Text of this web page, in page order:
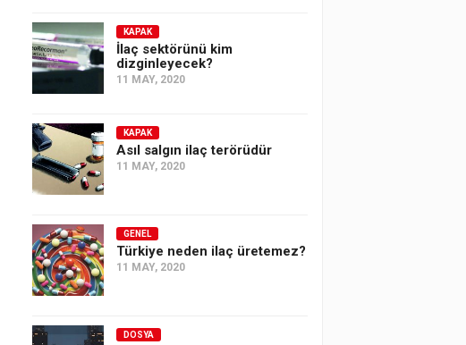
KAPAK
İlaç sektörünü kim
dizginleyecek?
11 MAY, 2020
KAPAK
Asıl salgın ilaç terörüdür
11 MAY, 2020
GENEL
Türkiye neden ilaç üretemez?
11 MAY, 2020
DOSYA